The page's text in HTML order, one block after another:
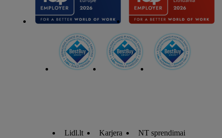
Lidl.lt Karjera NT sprendimai